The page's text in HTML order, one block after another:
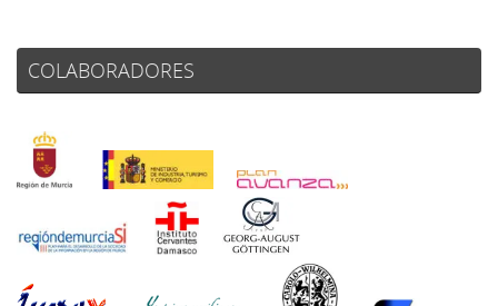
COLABORADORES